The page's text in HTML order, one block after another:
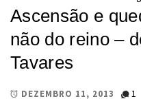
Ascensão e
não do reino –
Tavares
DEZEMBRO 11, 2013
1